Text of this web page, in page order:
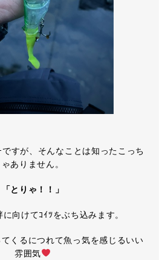
ですが、そんなことは知ったこっち
ゃありません。
「とりゃ！！」
向けてｺｲﾂをぶち込みます。
くるにつれて魚っ気を感じるいい
雰囲気